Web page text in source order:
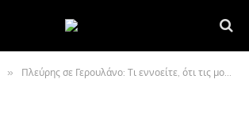
» Πλεύρης σε Γερουλάνο: Τι εννοείτε, ότι τις μολότοφ τις βάζει η κυβέρνηση;